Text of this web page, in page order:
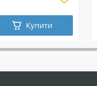
Купити